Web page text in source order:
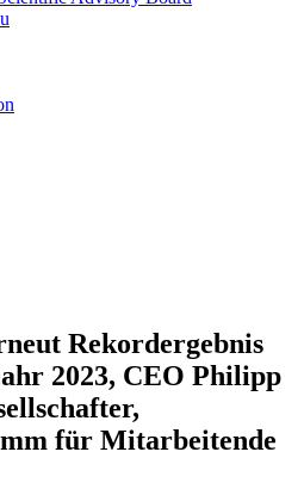
Rekordergebnis
2023, CEO Philipp
für Mitarbeitende